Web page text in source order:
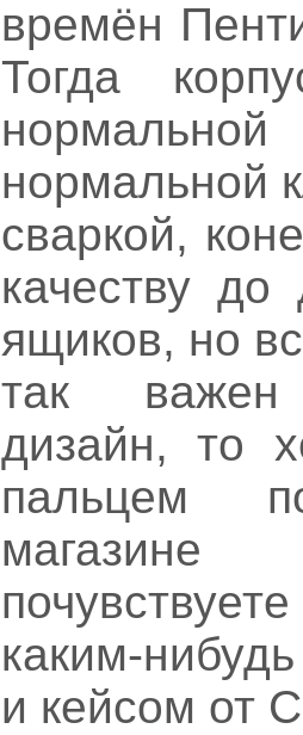
времён
Тогда
нормальной
сваркой,
качеству
ящиков, но
так важен
дизайн, то
пальцем
каким-
и кейсом от